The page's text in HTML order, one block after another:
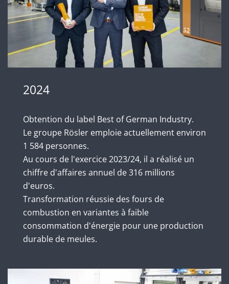
2024
Obtention du label Best of German Industry.
Le groupe Rösler emploie actuellement environ
1 584 personnes.
Au cours de l'exercice 2023/24, il a réalisé un
chiffre d'affaires annuel de 316 millions
d'euros.
Transformation réussie des fours de
combustion en variantes à faible
consommation d'énergie pour une production
durable de meules.